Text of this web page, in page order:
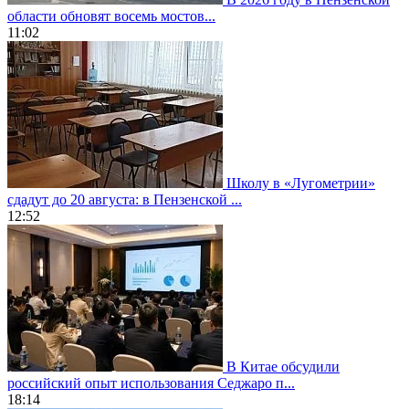
области обновят восемь мостов...
11:02
Школу в «Лугометрии»
сдадут до 20 августа: в Пензенской ...
12:52
В Китае обсудили
российский опыт использования Седжаро п...
18:14